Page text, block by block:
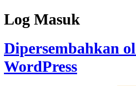
Log Masuk
Dipersembahkan
WordPress